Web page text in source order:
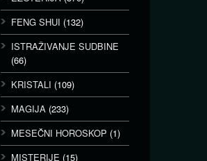
FENG SHUI (132)
ISTRAŽIVANJE SUDBINE
(66)
KRISTALI (109)
MAGIJA (233)
MESEČNI HOROSKOP (1)
MISTERIJE (15)